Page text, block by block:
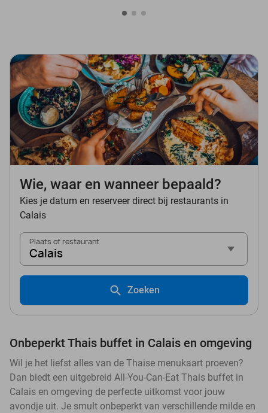
Wie, waar en wanneer bepaald?
Kies je datum en reserveer direct bij restaurants in
Calais
Plaats of restaurant
Calais
Zoeken
Onbeperkt Thais buffet in Calais en omgeving
Wil je het liefst alles van de Thaise menukaart proeven?
Dan biedt een uitgebreid All-You-Can-Eat Thais buffet in
Calais en omgeving de perfecte uitkomst voor jouw
avondje uit. Je smult onbeperkt van verschillende milde en